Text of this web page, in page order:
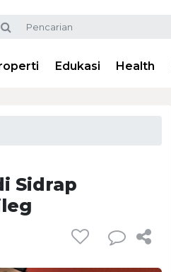
Edukasi Health
Sidrap